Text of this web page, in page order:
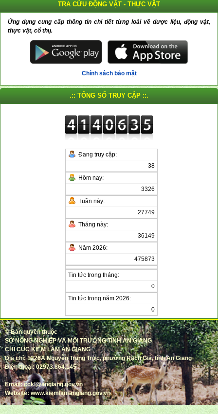
TRA CỨU ĐỘNG VẬT - THỰC VẬT
Ứng dụng cung cấp thông tin chi tiết từng loài về dược liệu, động vật,
thực vật, cổ thụ.
Chính sách bảo mật
.:: TỔNG SỐ TRUY CẬP ::.
Đang truy cập:
38
Hôm nay:
3326
Tuần này:
27749
Tháng này:
36149
Năm 2026:
475873
Tin tức trong tháng:
0
Tin tức trong năm 2026:
0
© Bản quyền thuộc
SỞ NÔNG NGHIỆP VÀ MÔI TRƯỜNG TỈNH AN GIANG
CHI CỤC KIỂM LÂM AN GIANG
Địa chỉ: 1226A Nguyễn Trung Trực, phường Rạch Giá, tỉnh An Giang
Điện thoại: 02973.864.145
Email: cckl@angiang.gov.vn
Website: www.kiemlamangiang.gov.vn